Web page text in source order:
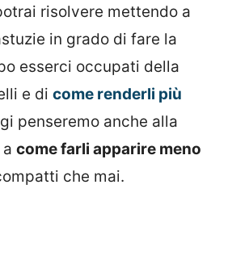
risolvere mettendo a
in grado di fare la
esserci occupati della
e di come renderli più
penseremo anche alla
come farli apparire meno
che mai.